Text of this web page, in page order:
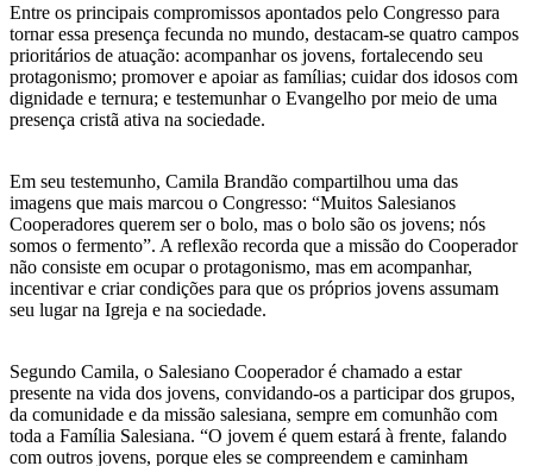
Entre os principais compromissos apontados pelo Congresso para
tornar essa presença fecunda no mundo, destacam-se quatro campos
prioritários de atuação: acompanhar os jovens, fortalecendo seu
protagonismo; promover e apoiar as famílias; cuidar dos idosos com
dignidade e ternura; e testemunhar o Evangelho por meio de uma
presença cristã ativa na sociedade.
Em seu testemunho, Camila Brandão compartilhou uma das
imagens que mais marcou o Congresso: “Muitos Salesianos
Cooperadores querem ser o bolo, mas o bolo são os jovens; nós
somos o fermento”. A reflexão recorda que a missão do Cooperador
não consiste em ocupar o protagonismo, mas em acompanhar,
incentivar e criar condições para que os próprios jovens assumam
seu lugar na Igreja e na sociedade.
Segundo Camila, o Salesiano Cooperador é chamado a estar
presente na vida dos jovens, convidando-os a participar dos grupos,
da comunidade e da missão salesiana, sempre em comunhão com
toda a Família Salesiana. “O jovem é quem estará à frente, falando
com outros jovens, porque eles se compreendem e caminham